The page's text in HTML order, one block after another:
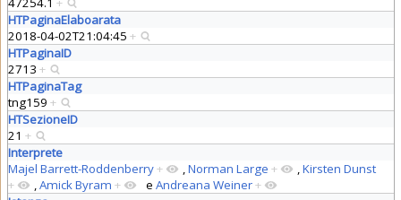
HTPaginaElaboarata
2018-04-02T21:04:45 +
HTPaginaID
2713 +
HTPaginaTag
tng159 +
HTSezioneID
21 +
Interprete
Majel Barrett-Roddenberry+ ,Norman Large + ,Kirsten Dunst
+
,Amick Byram + e Andreana Weiner+